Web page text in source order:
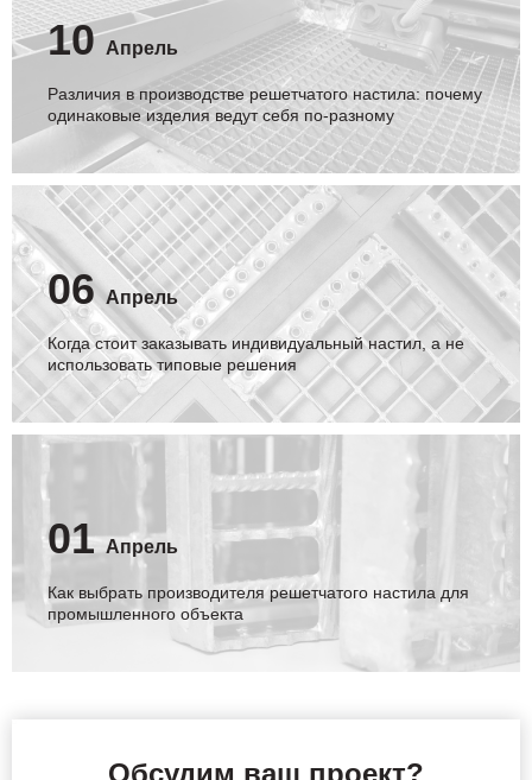
10 Апрель
Различия в производстве решетчатого настила: почему
одинаковые изделия ведут себя по-разному
06 Апрель
Когда стоит заказывать индивидуальный настил, а не
использовать типовые решения
01 Апрель
Как выбрать производителя решетчатого настила для
промышленного объекта
Обсудим ваш проект?